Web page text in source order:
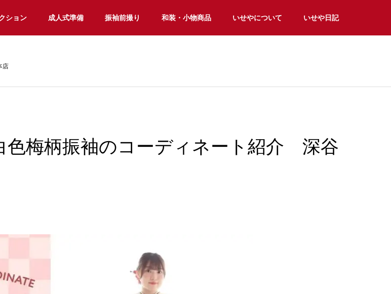
ション 成人式準備 振袖前撮り 和装・小物商品 いせやについて いせや日記
店
色梅柄振袖のコーディネート紹介 深谷